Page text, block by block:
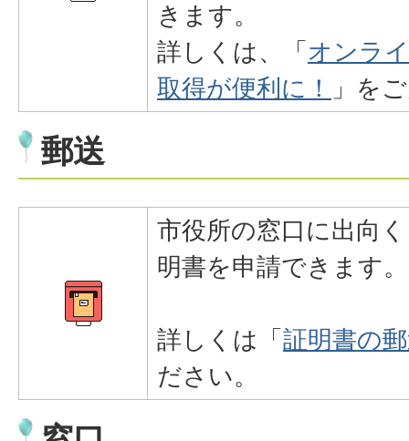
きます。
詳しくは、「 オンラ
取得が便利に！
」を
郵送
市役所の窓口に出向
明書を申請できます。
詳しくは「 証明書の
ださい。